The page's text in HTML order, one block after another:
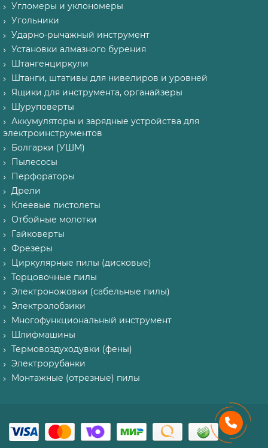
Угломеры и уклономеры
Угольники
Ударно-рычажный инструмент
Установки алмазного бурения
Штангенциркули
Штанги, штативы для нивелиров и уровней
Ящики для инструмента, органайзеры
Шуруповерты
Аккумуляторы и зарядные устройства для
электроинструментов
Болгарки (УШМ)
Пылесосы
Перфораторы
Дрели
Клеевые пистолеты
Отбойные молотки
Гайковерты
Фрезеры
Циркулярные пилы (дисковые)
Торцовочные пилы
Электроножовки (сабельные пилы)
Электролобзики
Многофункциональный инструмент
Шлифмашины
Термовоздуходувки (фены)
Электрорубанки
Монтажные (отрезные) пилы